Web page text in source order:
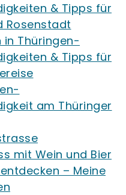
& Tipps für
Rosenstadt
in Thüringen-
& Tipps für
am Thüringer
mit Wein und Bier
– Meine